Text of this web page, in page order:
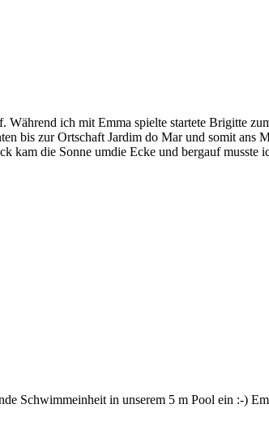
ich mit Emma spielte startete Brigitte
bis zur Ortschaft Jardim do Mar und somit ans
kam die Sonne umdie Ecke und bergauf
Schwimmeinheit in unserem 5 m Pool ein :-)